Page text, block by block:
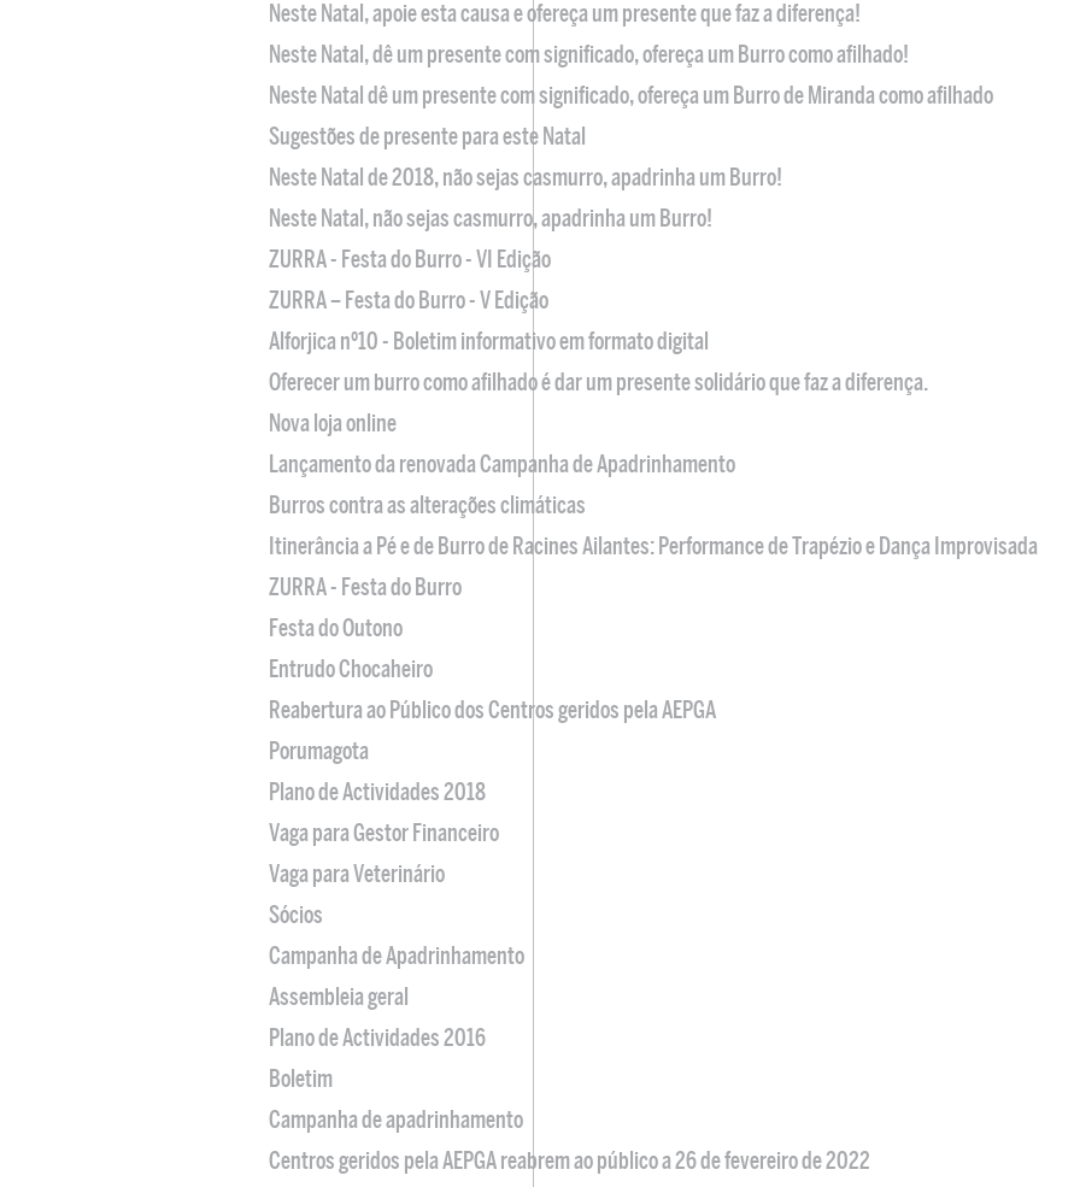
Neste Natal, apoie esta causa e ofereça um presente que faz a diferença!
Neste Natal, dê um presente com significado, ofereça um Burro como afilhado!
Neste Natal dê um presente com significado, ofereça um Burro de Miranda como afilhado
Sugestões de presente para este Natal
Neste Natal de 2018, não sejas casmurro, apadrinha um Burro!
Neste Natal, não sejas casmurro, apadrinha um Burro!
ZURRA - Festa do Burro - VI Edição
ZURRA – Festa do Burro - V Edição
Alforjica nº10 - Boletim informativo em formato digital
Oferecer um burro como afilhado é dar um presente solidário que faz a diferença.
Nova loja online
Lançamento da renovada Campanha de Apadrinhamento
Burros contra as alterações climáticas
Itinerância a Pé e de Burro de Racines Ailantes: Performance de Trapézio e Dança Improvisada
ZURRA - Festa do Burro
Festa do Outono
Entrudo Chocaheiro
Reabertura ao Público dos Centros geridos pela AEPGA
Porumagota
Plano de Actividades 2018
Vaga para Gestor Financeiro
Vaga para Veterinário
Sócios
Campanha de Apadrinhamento
Assembleia geral
Plano de Actividades 2016
Boletim
Campanha de apadrinhamento
Centros geridos pela AEPGA reabrem ao público a 26 de fevereiro de 2022